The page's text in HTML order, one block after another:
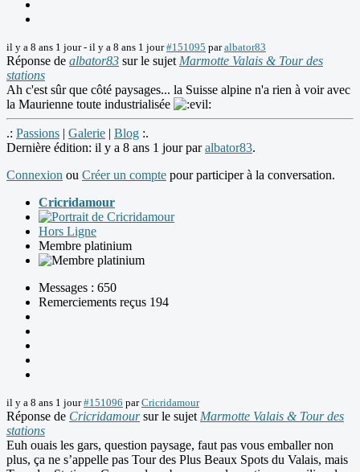
il y a 8 ans 1 jour- il y a 8 ans 1 jour #151095 paralbator83
Réponse de albator83 sur le sujet Marmotte Valais & Tour des
stations
Ah c'est sûr que côté paysages... la Suisse alpine n'a rien à voir avec
la Maurienne toute industrialisée
.: Passions | Galerie | Blog :.
Dernière édition: il y a 8 ans 1 jour paralbator83.
Connexion ou Créer un compte pour participer à la conversation.
Cricridamour
Hors Ligne
Membre platinium
Messages : 650
Remerciements reçus 194
il y a 8 ans 1 jour #151096 parCricridamour
Réponse de Cricridamoursur le sujet Marmotte Valais & Tour des
stations
Euh ouais les gars, question paysage, faut pas vous emballer non
plus, ça ne s’appelle pas Tour des Plus Beaux Spots du Valais, mais